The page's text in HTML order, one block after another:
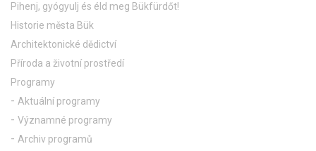
Pihenj, gyógyulj és éld meg Bükfürdőt!
Historie města Bük
Architektonické dědictví
Příroda a životní prostředí
Programy
Aktuální programy
Významné programy
Archiv programů